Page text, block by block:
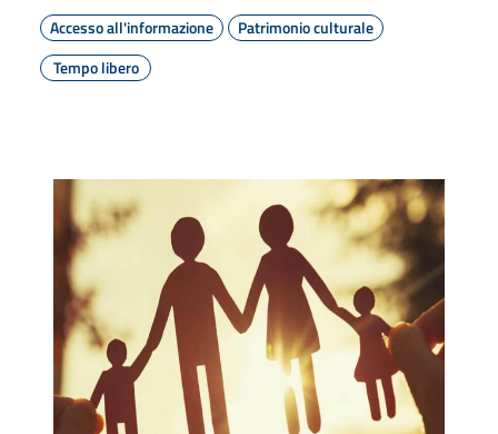
Accesso all'informazione
Patrimonio culturale
Tempo libero